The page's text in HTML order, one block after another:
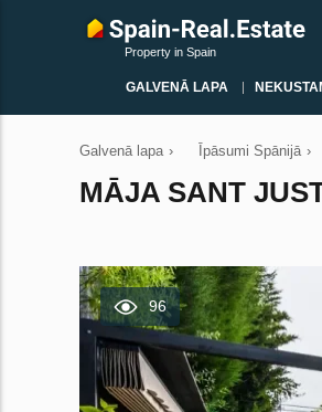
Property in Spain
GALVENĀ LAPA
Galvenā lapa › Īpāsumi Spānijā ›
MĀJA SANT
96